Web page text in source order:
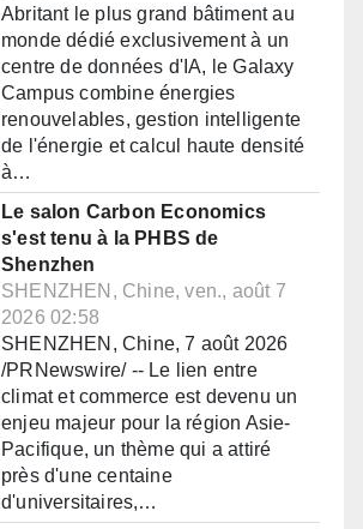
Abritant le plus grand bâtiment au
monde dédié exclusivement à un
centre de données d'IA, le Galaxy
Campus combine énergies
renouvelables, gestion intelligente
de l'énergie et calcul haute densité
à…
Le salon Carbon Economics
s'est tenu à la PHBS de
Shenzhen
SHENZHEN, Chine, ven., août 7
2026 02:58
SHENZHEN, Chine, 7 août 2026
/PRNewswire/ -- Le lien entre
climat et commerce est devenu un
enjeu majeur pour la région Asie-
Pacifique, un thème qui a attiré
près d'une centaine
d'universitaires,…